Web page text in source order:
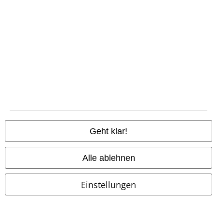
Geht klar!
Alle ablehnen
Einstellungen